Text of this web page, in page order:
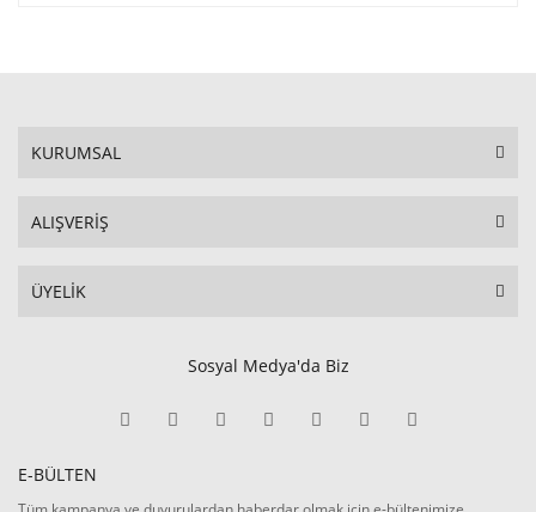
KURUMSAL
ALIŞVERİŞ
ÜYELİK
Sosyal Medya'da Biz
E-BÜLTEN